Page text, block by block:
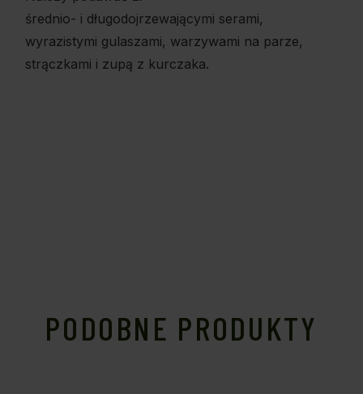
średnio- i długodojrzewającymi serami,
wyrazistymi gulaszami, warzywami na parze,
strączkami i zupą z kurczaka.
PODOBNE PRODUKTY